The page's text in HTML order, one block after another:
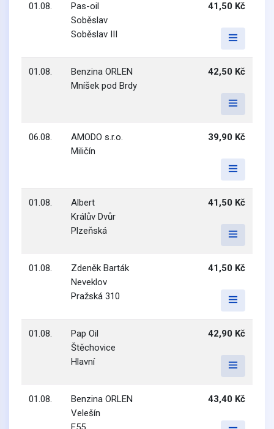
01.08.
Pas-oil
Soběslav
Soběslav III
41,50 Kč
01.08.
Benzina ORLEN
Mníšek pod Brdy
42,50 Kč
06.08.
AMODO s.r.o.
Miličín
39,90 Kč
01.08.
Albert
Králův Dvůr
Plzeňská
41,50 Kč
01.08.
Zdeněk Barták
Neveklov
Pražská 310
41,50 Kč
01.08.
Pap Oil
Štěchovice
Hlavní
42,90 Kč
01.08.
Benzina ORLEN
Velešín
43,40 Kč